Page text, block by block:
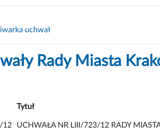
uchwał
Rady Miasta
Tytuł
12
UCHWAŁA NR LIII/723/12 RADY